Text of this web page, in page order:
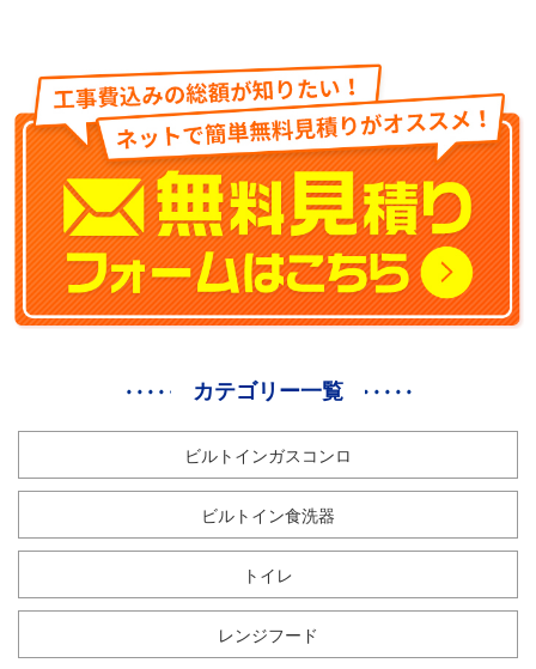
カテゴリー一覧
ビルトインガスコンロ
ビルトイン食洗器
トイレ
レンジフード